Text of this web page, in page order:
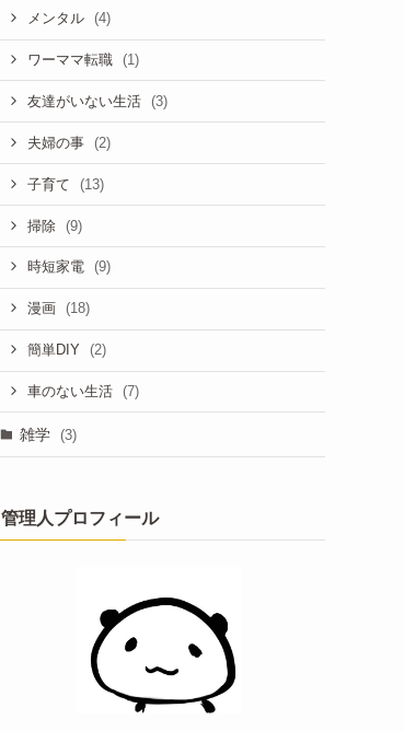
メンタル (4)
ワーママ転職 (1)
友達がいない生活 (3)
夫婦の事 (2)
子育て (13)
掃除 (9)
時短家電 (9)
漫画 (18)
簡単DIY (2)
車のない生活 (7)
雑学 (3)
管理人プロフィール